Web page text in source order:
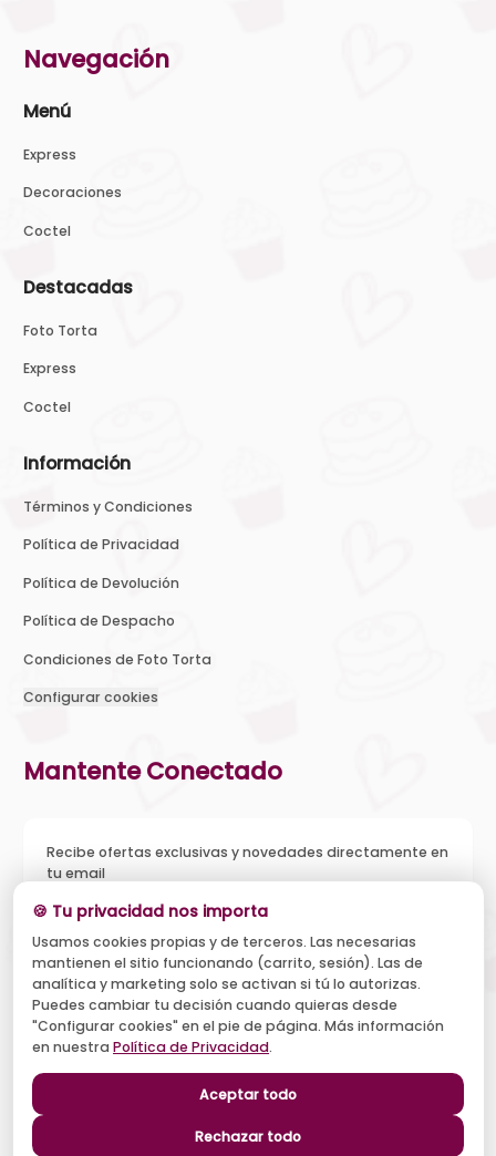
Navegación
Menú
Express
Decoraciones
Coctel
Destacadas
Foto Torta
Express
Coctel
Información
Términos y Condiciones
Política de Privacidad
Política de Devolución
Política de Despacho
Condiciones de Foto Torta
Configurar cookies
Mantente Conectado
Recibe ofertas exclusivas y novedades directamente en
tu email
Acepto recibir novedades y ofertas, y el tratamiento de mi
email según la Política de Privacidad . Puedo darme de baja
cuando quiera.
Suscribirse
🍪 Tu privacidad nos importa
Usamos cookies propias y de terceros. Las necesarias
mantienen el sitio funcionando (carrito, sesión). Las de
analítica y marketing solo se activan si tú lo autorizas.
Puedes cambiar tu decisión cuando quieras desde
"Configurar cookies" en el pie de página. Más información
en nuestra Política de Privacidad.
Aceptar todo
Rechazar todo